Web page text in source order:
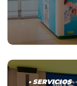
• SERVICIOS